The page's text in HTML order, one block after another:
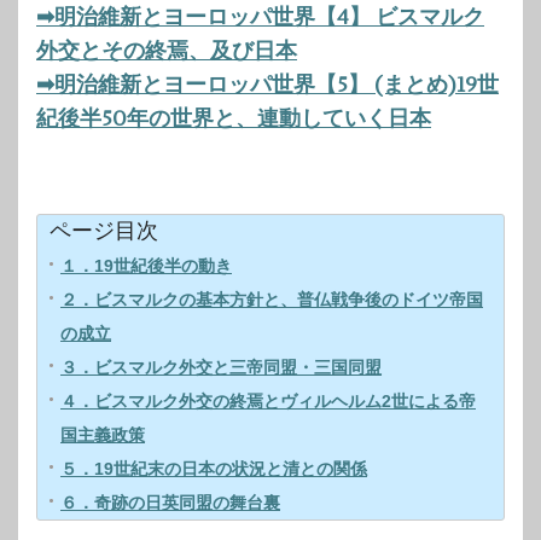
➡明治維新とヨーロッパ世界【4】 ビスマルク
外交とその終焉、及び日本
➡明治維新とヨーロッパ世界【5】 (まとめ)19世
紀後半50年の世界と、連動していく日本
ページ目次
１．19世紀後半の動き
２．ビスマルクの基本方針と、普仏戦争後のドイツ帝国
の成立
３．ビスマルク外交と三帝同盟・三国同盟
４．ビスマルク外交の終焉とヴィルヘルム2世による帝
国主義政策
５．19世紀末の日本の状況と清との関係
６．奇跡の日英同盟の舞台裏